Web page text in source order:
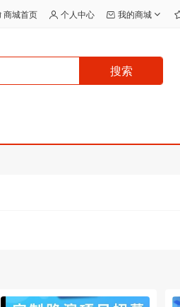
商城首页 个人中心 我的商城
搜索